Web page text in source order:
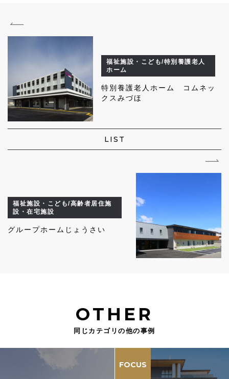
福祉施設・こども/特別養護老人
ホーム
特別養護老人ホーム コムネッ
クスみづほ
LIST
福祉施設・こども/高齢者居住施
設・在宅施設
グループホームじょうさい
OTHER
同じカテゴリの他の事例
FOCUS